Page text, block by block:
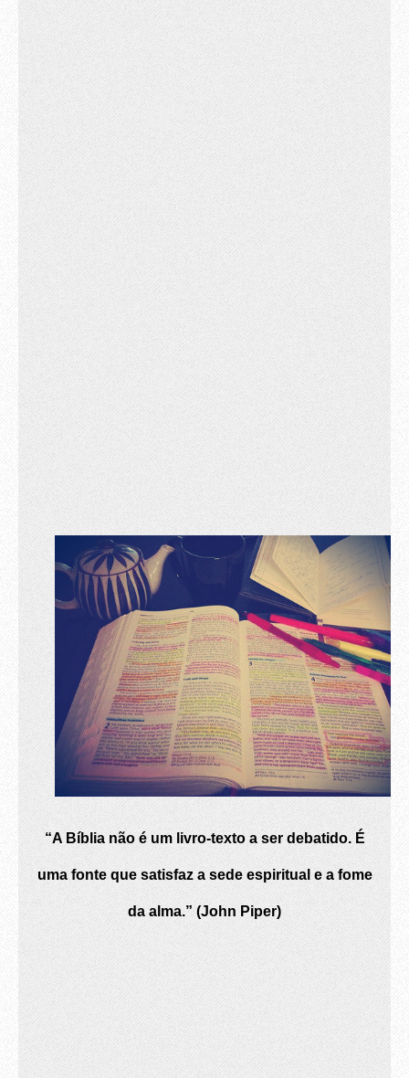
“A Bíblia não é um livro-texto a ser debatido. É
uma fonte que satisfaz a sede espiritual e a fome
da alma.” (John Piper)